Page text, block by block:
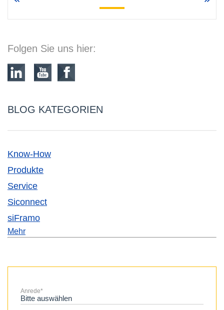
Folgen Sie uns hier:
BLOG KATEGORIEN
Know-How
Produkte
Service
Siconnect
siFramo
Mehr
Anrede*